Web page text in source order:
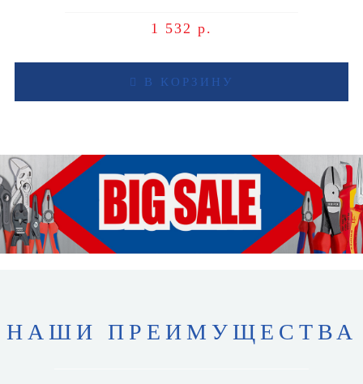
1 532 р.
В КОРЗИНУ
НАШИ ПРЕИМУЩЕСТВА